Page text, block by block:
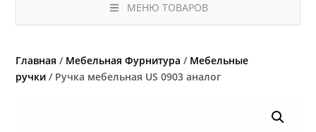
МЕНЮ ТОВАРОВ
Главная / Мебельная Фурнитура / Мебельные
ручки / Ручка мебельная US 0903 аналог